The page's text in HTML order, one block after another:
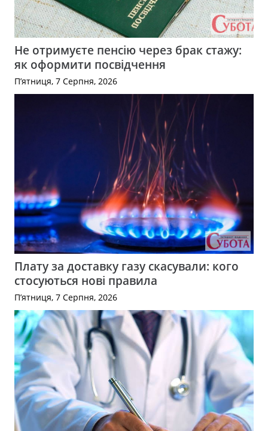
Не отримуєте пенсію через брак стажу:
як оформити посвідчення
П’ятниця, 7 Серпня, 2026
Плату за доставку газу скасували: кого
стосуються нові правила
П’ятниця, 7 Серпня, 2026